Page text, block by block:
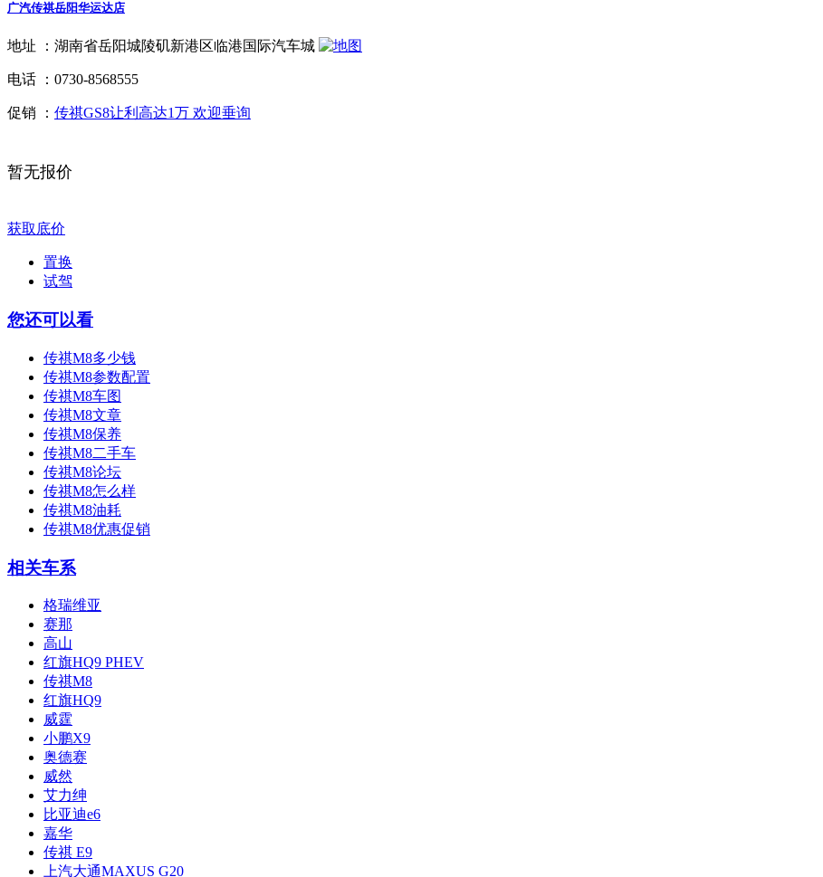
广汽传祺岳阳华运达店
地址 ： 湖南省岳阳城陵矶新港区临港国际汽车城
电话 ： 0730-8568555
促销 ： 传祺GS8让利高达1万 欢迎垂询
暂无报价
获取底价
置换
试驾
您还可以看
传祺M8多少钱
传祺M8参数配置
传祺M8车图
传祺M8文章
传祺M8保养
传祺M8二手车
传祺M8论坛
传祺M8怎么样
传祺M8油耗
传祺M8优惠促销
相关车系
格瑞维亚
赛那
高山
红旗HQ9 PHEV
传祺M8
红旗HQ9
威霆
小鹏X9
奥德赛
威然
艾力绅
比亚迪e6
嘉华
传祺 E9
上汽大通MAXUS G20